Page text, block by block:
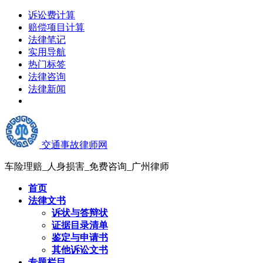
诉讼费计算
赔偿项目计算
法律笔记
实用导航
热门标签
法律咨询
法律新闻
交通事故律师网
车险理赔_人身损害_免费咨询_广州律师
首页
法律文书
诉状与答辩状
证据目录清单
鉴定与申请书
其他诉讼文书